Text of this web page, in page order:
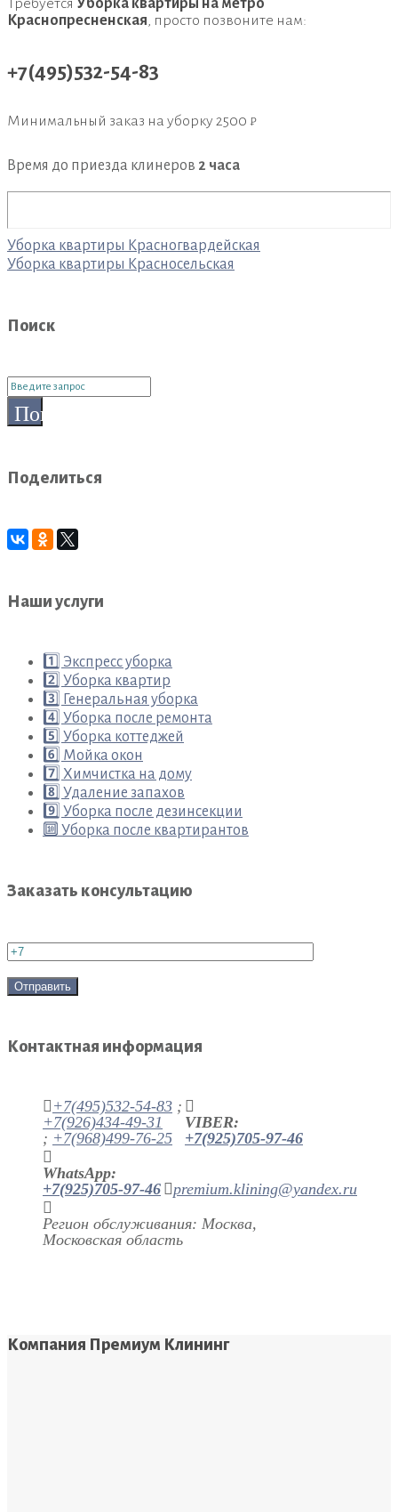
Требуется Уборка квартиры на метро
Краснопресненская, просто позвоните нам:
+7(495)532-54-83
Минимальный заказ на уборку 2500 ₽
Время до приезда клинеров 2 часа
Навигация
по
Уборка квартиры Красногвардейская
Уборка квартиры Красносельская
Поиск
Поиск
для:
Поиск
Поделиться
Наши услуги
1️⃣ Экспресс уборка
2️⃣ Уборка квартир
3️⃣ Генеральная уборка
4️⃣ Уборка после ремонта
5️⃣ Уборка коттеджей
6️⃣ Мойка окон
7️⃣ Химчистка на дому
8️⃣ Удаление запахов
9️⃣ Уборка после дезинсекции
🔟 Уборка после квартирантов
Заказать консультацию
Контактная информация
+7(495)532-54-83 ;
+7(926)434-49-31
; +7(968)499-76-25
VIBER:
+7(925)705-97-46
WhatsApp:
+7(925)705-97-46
premium.klining@yandex.ru
Регион обслуживания: Москва,
Московская область
Компания Премиум Клининг